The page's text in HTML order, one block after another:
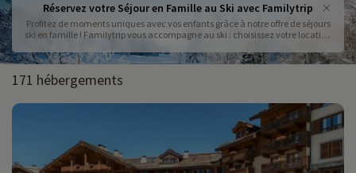
Réservez votre Séjour en Famille au Ski avec Familytrip
Profitez de moments uniques avec vos enfants grâce à notre offre de séjours
ski en famille ! Familytrip vous accompagne au ski : choisissez votre location
séjour adapté à vos besoins.
171 hébergements